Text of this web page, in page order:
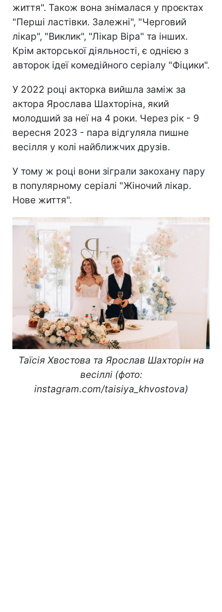
життя". Також вона знімалася у проєктах
"Перші ластівки. Залежні", "Черговий
лікар", "Виклик", "Лікар Віра" та інших.
Крім акторської діяльності, є однією з
авторок ідеї комедійного серіалу "Фіцики".
У 2022 році акторка вийшла заміж за
актора Ярослава Шахторіна, який
молодший за неї на 4 роки. Через рік - 9
вересня 2023 - пара відгуляла пишне
весілля у колі найближчих друзів.
У тому ж році вони зіграли закохану пару
в популярному серіалі "Жіночий лікар.
Нове життя".
Таїсія Хвостова та Ярослав Шахторін на
весіллі (фото:
instagram.com/taisiya_khvostova)